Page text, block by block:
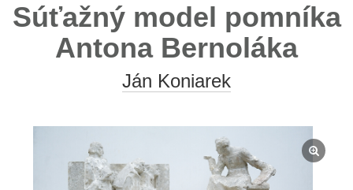
Súťažný model pomníka
Antona Bernoláka
Ján Koniarek